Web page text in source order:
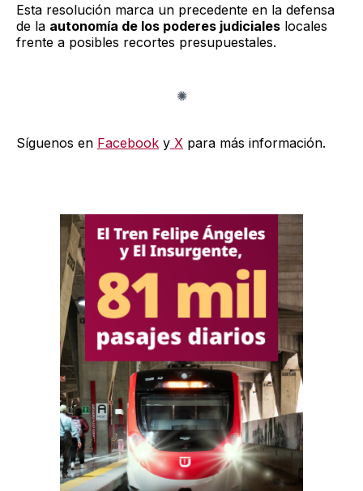
Esta resolución marca un precedente en la defensa
de la autonomía de los poderes judiciales locales
frente a posibles recortes presupuestales.
Síguenos en Facebook y X para más información.